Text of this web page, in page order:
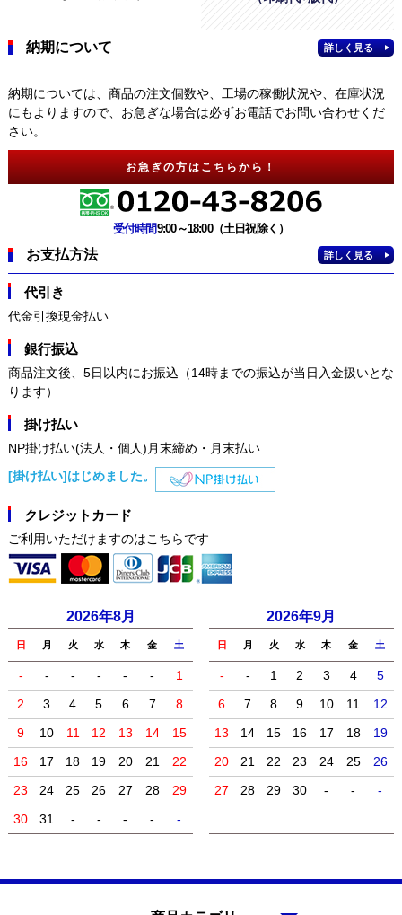
納期について 詳しく見る
納期については、商品の注文個数や、工場の稼働状況や、在庫状況
にもよりますので、お急ぎな場合は必ずお電話でお問い合わせくだ
さい。
お急ぎの方はこちらから！
受付時間9:00～18:00（土日祝除く）
お支払方法 詳しく見る
代引き
代金引換現金払い
銀行振込
商品注文後、5日以内にお振込（14時までの振込が当日入金扱いとな
ります）
掛け払い
NP掛け払い(法人・個人)月末締め・月末払い
[掛け払い]はじめました。
クレジットカード
ご利用いただけますのはこちらです
2026年8月
日 月 火 水 木 金 土
- - - - - -
1
2
3 4 5 6 7
8
9
10 11 12 13 14
15
16
17 18 19 20 21
22
23
24 25 26 27 28
29
30
31 - - - - -
2026年9月
日 月 火 水 木 金 土
- - 1 2 3 4
5
6
7 8 9 10 11
12
13
14 15 16 17 18
19
20
21 22 23 24 25
26
27
28 29 30 - - -